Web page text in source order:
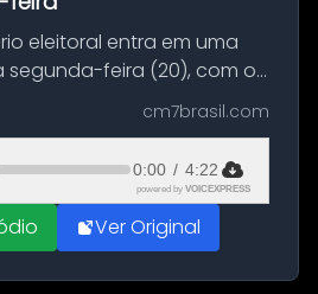
eleitoral entra em uma
feira (20), com o
às convenções
agosto, partidos e
oficializa...
cm7brasil.com
0:00 / 4:22
powered by VOICEXPRESS
Ver Original